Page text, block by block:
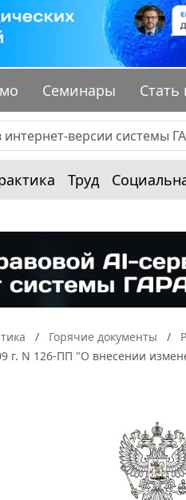
Семинары Стать
Труд
Горячие документы
г. N 126-ПП "О внесении